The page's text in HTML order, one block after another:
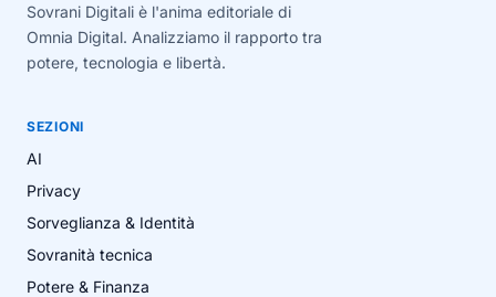
Sovrani Digitali è l'anima editoriale di
Omnia Digital. Analizziamo il rapporto tra
potere, tecnologia e libertà.
SEZIONI
AI
Privacy
Sorveglianza & Identità
Sovranità tecnica
Potere & Finanza